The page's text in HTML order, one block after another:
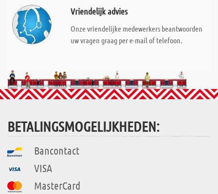
Vriendelijk advies
Onze vriendelijke medewerkers beantwoorden
uw vragen graag per e-mail of telefoon.
BETALINGSMOGELIJKHEDEN:
Bancontact
VISA
MasterCard